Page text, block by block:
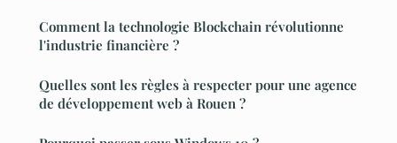
Comment la technologie Blockchain révolutionne
l'industrie financière ?
Quelles sont les règles à respecter pour une agence
de développement web à Rouen ?